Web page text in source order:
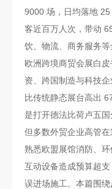
9000 场，日均落地
客近百万人次，带动
饮、物流、商务服务
欧洲跨境商贸会展白
资、跨国制造与科技
比传统静态展台高出
是打开德法比荷卢五国
但多数外贸企业高管
熟悉欧盟展馆消防、
互动设备造成预算超
误进场施工。本篇围绕